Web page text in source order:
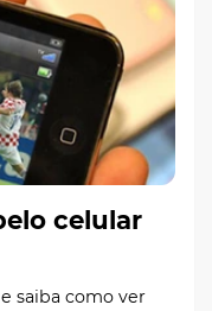
celular
saiba como ver